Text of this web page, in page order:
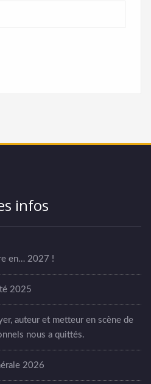
infos
en… 2027 !
2025
auteur et metteur en scène de
nous a quittés.
2026